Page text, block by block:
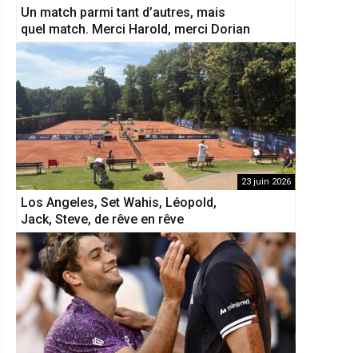
Un match parmi tant d’autres, mais
quel match. Merci Harold, merci Dorian
23 juin 2026
Los Angeles, Set Wahis, Léopold,
Jack, Steve, de rêve en rêve